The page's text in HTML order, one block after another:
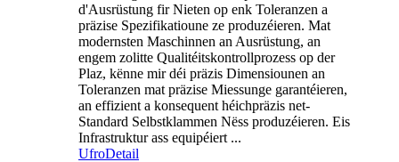
d'Ausrüstung fir Nieten op enk Toleranzen a
präzise Spezifikatioune ze produzéieren. Mat
modernsten Maschinnen an Ausrüstung, an
engem zolitte Qualitéitskontrollprozess op der
Plaz, kënne mir déi präzis Dimensiounen an
Toleranzen mat präzise Miessunge garantéieren,
an effizient a konsequent héichpräzis net-
Standard Selbstklammen Nëss produzéieren. Eis
Infrastruktur ass equipéiert ...
UfroDetail